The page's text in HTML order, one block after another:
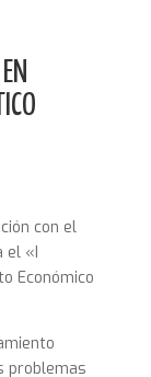
con el
el «I
Económico
problemas